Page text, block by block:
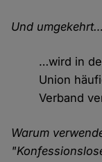
Und
…wird in
Union
Verband
Warum